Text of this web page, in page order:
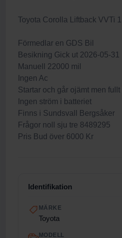
Toyota Corolla Liftback VVTi
Förmedlar en GDS Bil
Besikning Gick ut 2026-05-31
Manuell 22000 mil
Ingen Ac
Startar och går ojämt men fullt
Ingen ström i batteriet
Finns i Sundsvall Bergsåker
Frågor noll sju tre 8489295
Pris Bud över 6000 Kr
Identifikation
MÄRKE
Toyota
MODELL